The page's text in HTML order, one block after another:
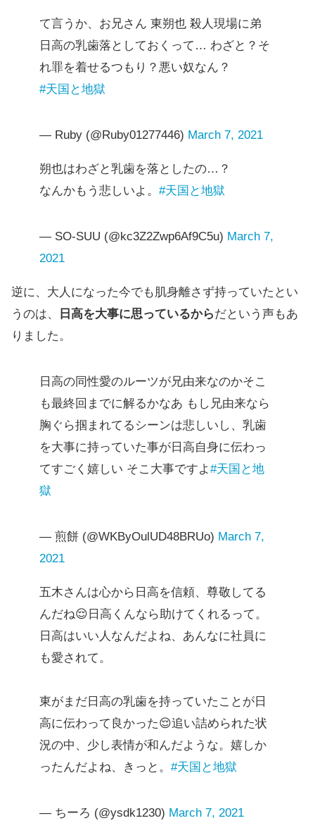
て言うか、お兄さん 東朔也 殺人現場に弟
日高の乳歯落としておくって… わざと？そ
れ罪を着せるつもり？悪い奴なん？
#天国と地獄
— Ruby (@Ruby01277446) March 7, 2021
朔也はわざと乳歯を落としたの…？
なんかもう悲しいよ。 #天国と地獄
— SO-SUU (@kc3Z2Zwp6Af9C5u) March 7,
2021
逆に、大人になった今でも肌身離さず持っていたとい
うのは、
日高を大事に思っているからだという声もあ
りました。
日高の同性愛のルーツが兄由来なのかそこ
も最終回までに解るかなあ もし兄由来なら
胸ぐら掴まれてるシーンは悲しいし、乳歯
を大事に持っていた事が日高自身に伝わっ
てすごく嬉しい そこ大事ですよ #天国と地
獄
— 煎餅 (@WKByOulUD48BRUo) March 7,
2021
五木さんは心から日高を信頼、尊敬してる
んだね😌日高くんなら助けてくれるって。
日高はいい人なんだよね、あんなに社員に
も愛されて。
東がまだ日高の乳歯を持っていたことが日
高に伝わって良かった😌追い詰められた状
況の中、少し表情が和んだような。嬉しか
ったんだよね、きっと。 #天国と地獄
— ちーろ (@ysdk1230) March 7, 2021